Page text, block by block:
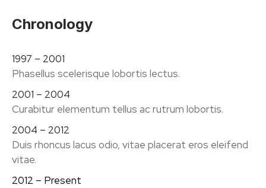
Chronology
1997 – 2001
Phasellus scelerisque lobortis lectus.
2001 – 2004
Curabitur elementum tellus ac rutrum lobortis.
2004 – 2012
Duis rhoncus lacus odio, vitae placerat eros eleifend
vitae.
2012 – Present